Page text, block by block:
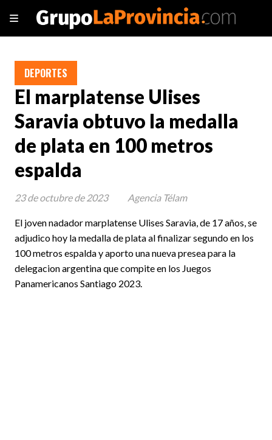
El marplatense Ulises
Saravia obtuvo la medalla
de plata en 100 metros
espalda
El joven nadador marplatense Ulises Saravia, de 17 años, se
adjudico hoy la medalla de plata al finalizar segundo en los
100 metros espalda y aporto una nueva presea para la
delegacion argentina que compite en los Juegos
Panamericanos Santiago 2023.
DEPORTES
23 de octubre de 2023 Agencia Télam